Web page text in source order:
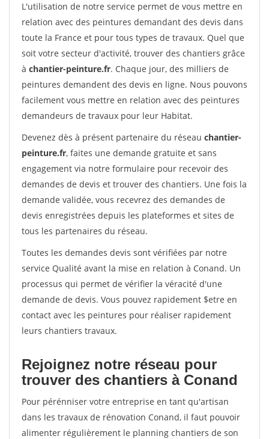
L'utilisation de notre service permet de vous mettre en
relation avec des peintures demandant des devis dans
toute la France et pour tous types de travaux. Quel que
soit votre secteur d'activité, trouver des chantiers grâce
à chantier-peinture.fr. Chaque jour, des milliers de
peintures demandent des devis en ligne. Nous pouvons
facilement vous mettre en relation avec des peintures
demandeurs de travaux pour leur Habitat.
Devenez dès à présent partenaire du réseau chantier-
peinture.fr, faites une demande gratuite et sans
engagement via notre formulaire pour recevoir des
demandes de devis et trouver des chantiers. Une fois la
demande validée, vous recevrez des demandes de
devis enregistrées depuis les plateformes et sites de
tous les partenaires du réseau.
Toutes les demandes devis sont vérifiées par notre
service Qualité avant la mise en relation à Conand. Un
processus qui permet de vérifier la véracité d'une
demande de devis. Vous pouvez rapidement $etre en
contact avec les peintures pour réaliser rapidement
leurs chantiers travaux.
Rejoignez notre réseau pour
trouver des chantiers à Conand
Pour pérénniser votre entreprise en tant qu'artisan
dans les travaux de rénovation Conand, il faut pouvoir
alimenter régulièrement le planning chantiers de son